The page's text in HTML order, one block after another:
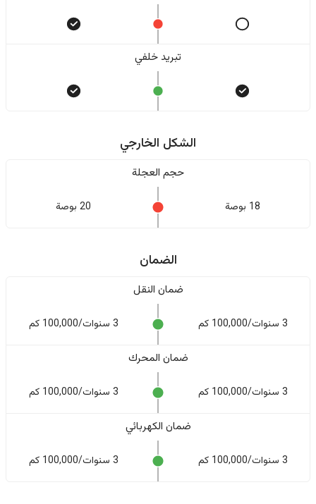
تبريد خلفي
الشكل الخارجي
حجم العجلة
18 بوصة 20 بوصة
الضمان
ضمان النقل
3 سنوات/100,000 كم 3 سنوات/100,000 كم
ضمان المحرك
3 سنوات/100,000 كم 3 سنوات/100,000 كم
ضمان الكهربائي
3 سنوات/100,000 كم 3 سنوات/100,000 كم